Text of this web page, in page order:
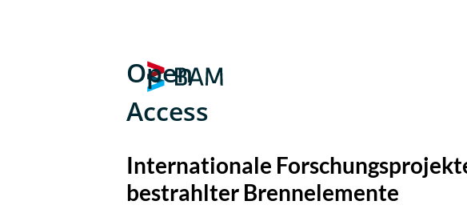
Open
Access
Internationale
bestrahlter Brennelemente